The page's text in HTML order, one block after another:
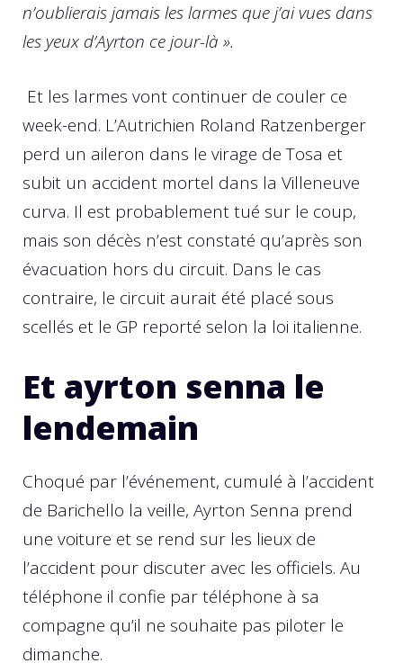
n’oublierais jamais les larmes que j’ai vues dans
les yeux d’Ayrton ce jour-là ».
Et les larmes vont continuer de couler ce
week-end. L’Autrichien Roland Ratzenberger
perd un aileron dans le virage de Tosa et
subit un accident mortel dans la Villeneuve
curva. Il est probablement tué sur le coup,
mais son décès n’est constaté qu’après son
évacuation hors du circuit. Dans le cas
contraire, le circuit aurait été placé sous
scellés et le GP reporté selon la loi italienne.
Et ayrton senna le
lendemain
Choqué par l’événement, cumulé à l’accident
de Barichello la veille, Ayrton Senna prend
une voiture et se rend sur les lieux de
l’accident pour discuter avec les officiels. Au
téléphone il confie par téléphone à sa
compagne qu’il ne souhaite pas piloter le
dimanche.